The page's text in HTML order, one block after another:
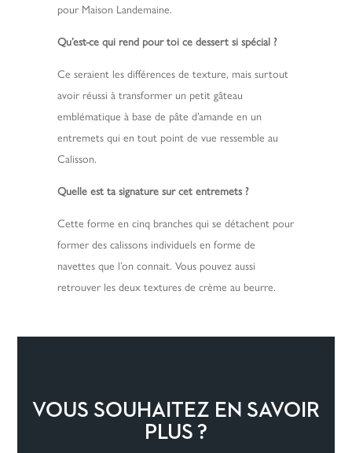
pour Maison Landemaine.
Qu’est-ce qui rend pour toi ce dessert si spécial ?
Ce seraient les différences de texture, mais surtout
avoir réussi à transformer un petit gâteau
emblématique à base de pâte d’amande en un
entremets qui en tout point de vue ressemble au
Calisson.
Quelle est ta signature sur cet entremets ?
Cette forme en cinq branches qui se détachent pour
former des calissons individuels en forme de
navettes que l’on connait. Vous pouvez aussi
retrouver les deux textures de crème au beurre.
VOUS SOUHAITEZ EN SAVOIR
PLUS ?